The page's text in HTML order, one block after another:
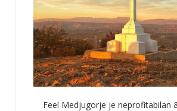
Feel Medjugorje je neprofitabilan